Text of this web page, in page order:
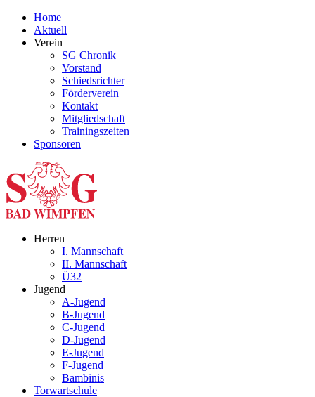
Home
Aktuell
Verein
SG Chronik
Vorstand
Schiedsrichter
Förderverein
Kontakt
Mitgliedschaft
Trainingszeiten
Sponsoren
Herren
I. Mannschaft
II. Mannschaft
Ü32
Jugend
A-Jugend
B-Jugend
C-Jugend
D-Jugend
E-Jugend
F-Jugend
Bambinis
Torwartschule